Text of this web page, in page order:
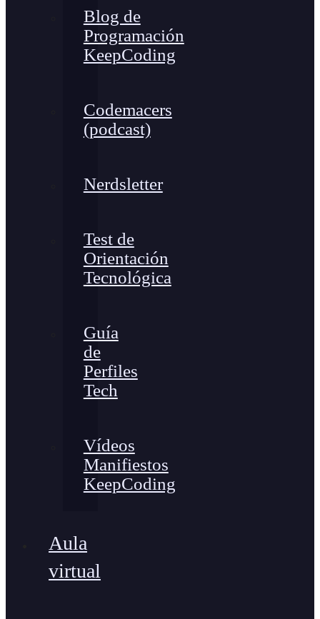
Blog de
Programación
KeepCoding
Codemacers
(podcast)
Nerdsletter
Test de
Orientación
Tecnológica
Guía
de
Perfiles
Tech
Vídeos
Manifiestos
KeepCoding
Aula
virtual